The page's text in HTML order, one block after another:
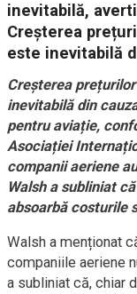
inevitabilă,
Creșterea
este inevitabilă
Creșterea
inevitabilă din
pentru aviație,
Asociației
companii aeriene
Walsh a subliniat
absoarbă costurile
Walsh a menționat
companiile aeriene
a subliniat că, chiar